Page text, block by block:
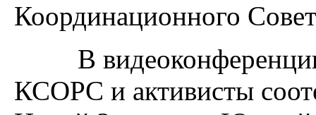
Координационного
В видеоконференции
КСОРС и активисты